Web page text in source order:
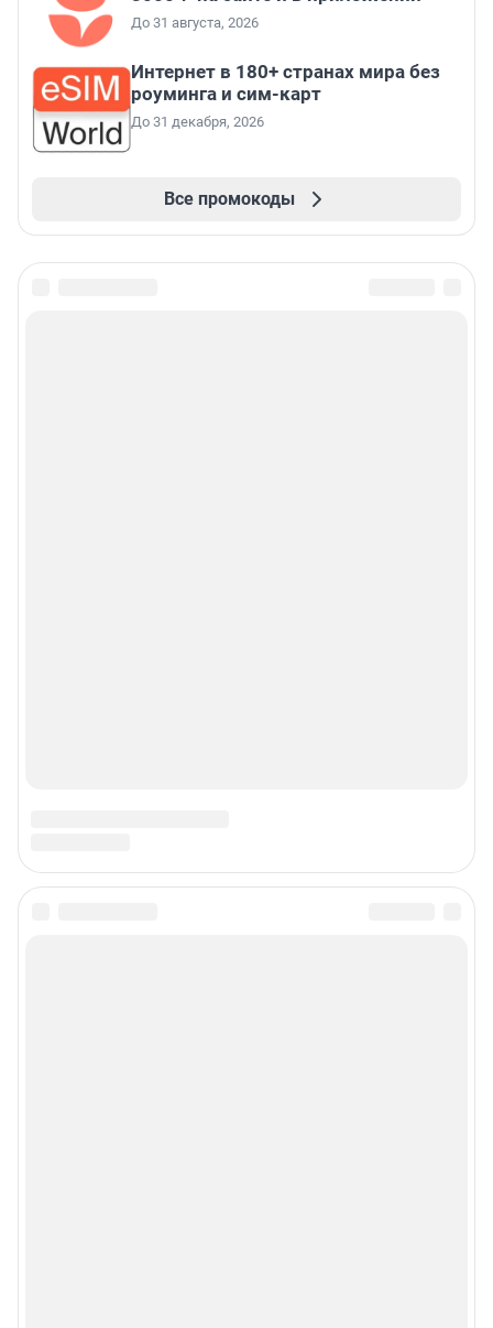
До 31 августа, 2026
Интернет в 180+ странах мира без
роуминга и сим-карт
До 31 декабря, 2026
Все промокоды